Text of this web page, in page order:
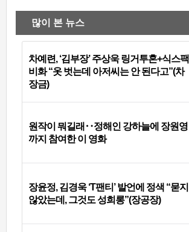
많이 본 뉴스
차예련, ‘김부장’ 주상욱 링거투혼+식스팩
비화 “옷 벗는데 아저씨는 안 된다고”(차
장금)
원작이 뭐길래‥정해인 강하늘에 장원영
까지 참여한 이 영화
장윤정, 김경욱 ‘T팬티’ 발언에 정색 “묻지
않았는데, 그것도 성희롱”(장공장)